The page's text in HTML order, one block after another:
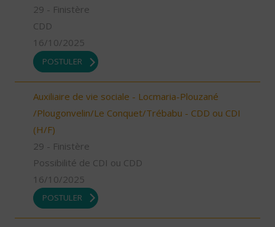
29 - Finistère
CDD
16/10/2025
POSTULER
Auxiliaire de vie sociale - Locmaria-Plouzané
/Plougonvelin/Le Conquet/Trébabu - CDD ou CDI
(H/F)
29 - Finistère
Possibilité de CDI ou CDD
16/10/2025
POSTULER